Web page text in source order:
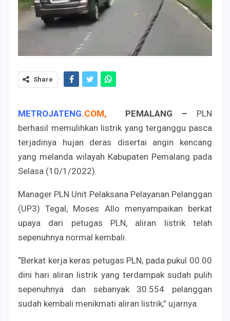
Share
METROJATENG.COM, PEMALANG – PLN
berhasil memulihkan listrik yang terganggu pasca
terjadinya hujan deras disertai angin kencang
yang melanda wilayah Kabupaten Pemalang pada
Selasa (10/1/2022).
Manager PLN Unit Pelaksana Pelayanan Pelanggan
(UP3) Tegal, Moses Allo menyampaikan berkat
upaya dari petugas PLN, aliran listrik telah
sepenuhnya normal kembali.
“Berkat kerja keras petugas PLN, pada pukul 00.00
dini hari aliran listrik yang terdampak sudah pulih
sepenuhnya dan sebanyak 30.554 pelanggan
sudah kembali menikmati aliran listrik,” ujarnya.